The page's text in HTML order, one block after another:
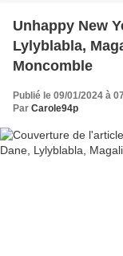
Unhappy New
Lylyblabla,
Moncomble
Publié le 09/01/2024 à
Par Carole94p